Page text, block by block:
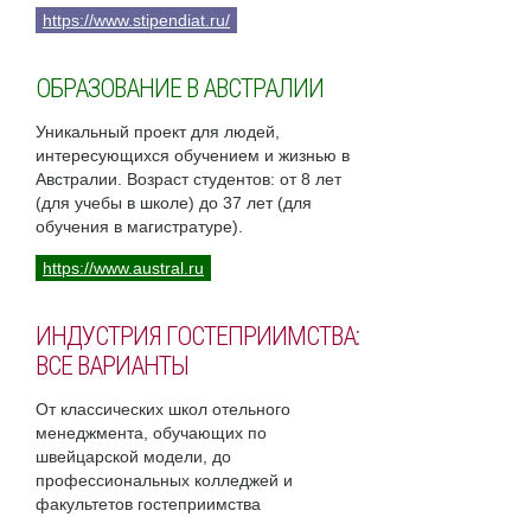
https://www.stipendiat.ru/
ОБРАЗОВАНИЕ В АВСТРАЛИИ
Уникальный проект для людей,
интересующихся обучением и жизнью в
Австралии. Возраст студентов: от 8 лет
(для учебы в школе) до 37 лет (для
обучения в магистратуре).
https://www.austral.ru
ИНДУСТРИЯ ГОСТЕПРИИМСТВА:
ВСЕ ВАРИАНТЫ
От классических школ отельного
менеджмента, обучающих по
швейцарской модели, до
профессиональных колледжей и
факультетов гостеприимства